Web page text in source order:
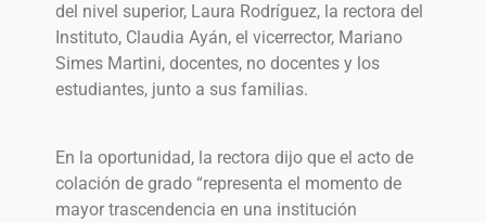
del nivel superior, Laura Rodríguez, la rectora del
Instituto, Claudia Ayán, el vicerrector, Mariano
Simes Martini, docentes, no docentes y los
estudiantes, junto a sus familias.
En la oportunidad, la rectora dijo que el acto de
colación de grado “representa el momento de
mayor trascendencia en una institución